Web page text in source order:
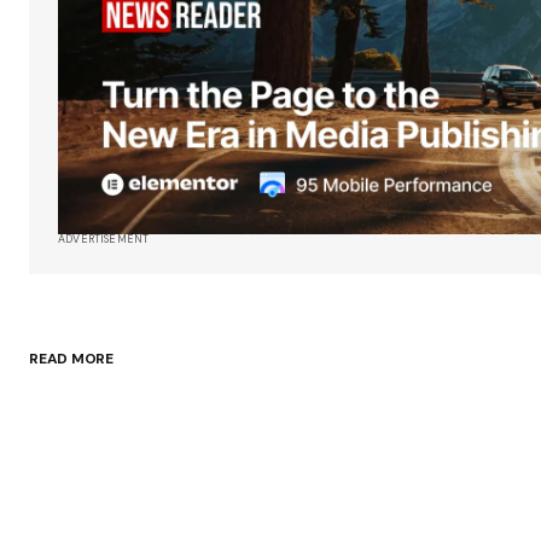
próxima vez que haga un
Enviar comentario
ADVERTISEMENT
READ MORE